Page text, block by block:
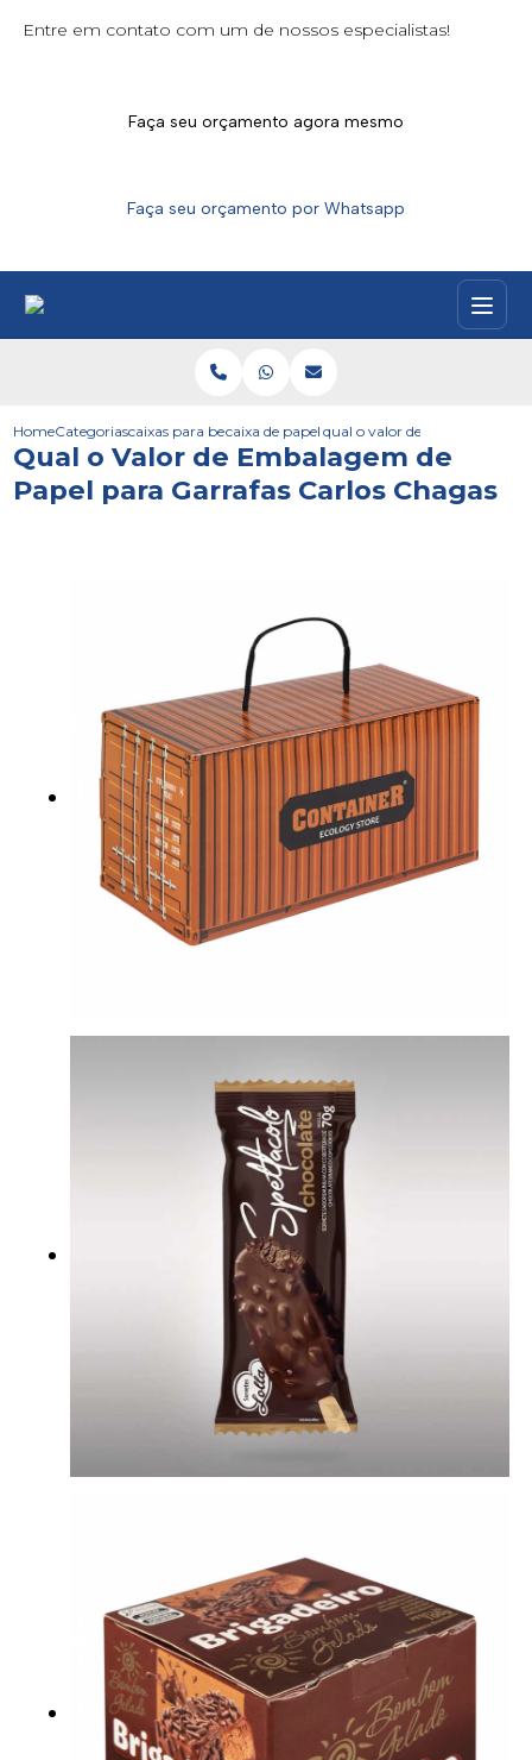
Entre em contato com um de nossos especialistas!
Faça seu orçamento agora mesmo
Faça seu orçamento por Whatsapp
HomeCategoriascaixas para bebidascaixa de papel para vinhosqual o valor de embalagem
Qual o Valor de Embalagem de
Papel para Garrafas Carlos Chagas